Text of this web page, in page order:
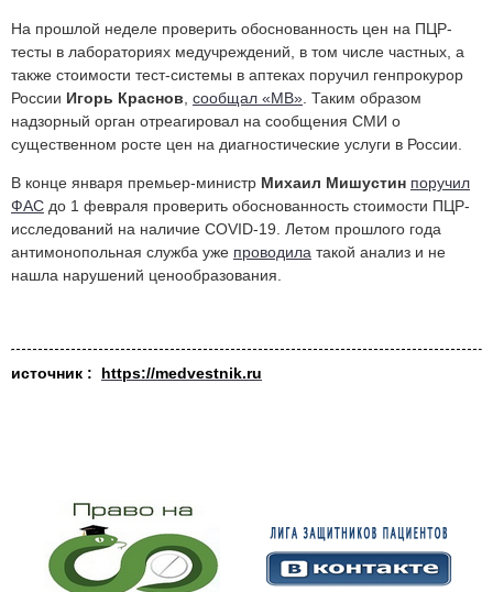
На прошлой неделе проверить обоснованность цен на ПЦР-
тесты в лабораториях медучреждений, в том числе частных, а
также стоимости тест-системы в аптеках поручил генпрокурор
России Игорь Краснов сообщал «МВ» . Таким образом
надзорный орган отреагировал на сообщения СМИ о
существенном росте цен на диагностические услуги в России.
В конце января премьер-министр Михаил Мишустин поручил
ФАС до 1 февраля проверить обоснованность стоимости ПЦР-
исследований на наличие COVID-19. Летом прошлого года
антимонопольная служба уже проводила такой анализ и не
нашла нарушений ценообразования.
источник : https://medvestnik.ru